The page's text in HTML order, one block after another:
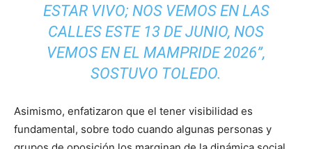
ESTAR VIVO; NOS VEMOS EN LAS
CALLES ESTE 13 DE JUNIO, NOS
VEMOS EN EL MAMPRIDE 2026”,
SOSTUVO TOLEDO.
Asimismo, enfatizaron que el tener visibilidad es
fundamental, sobre todo cuando algunas personas y